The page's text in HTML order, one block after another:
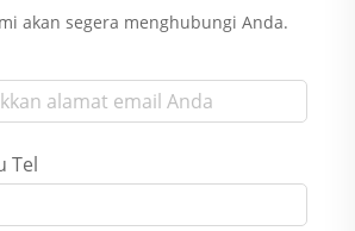
akan segera menghubungi Anda.
Tel